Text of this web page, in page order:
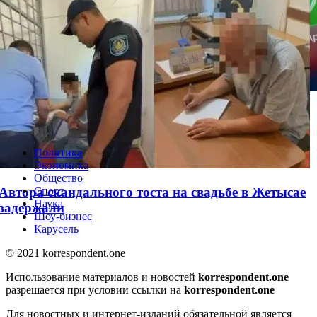
решил одну из самых раздражающих
скандального тоста на свадьбе в Жетысае
Политика
Экономика
Общество
Спорт
Наука
Шоу-бизнес
Карусель
© 2021 korrespondent.one
Использование материалов и новостей korrespondent.one
разрешается при условии ссылки на korrespondent.one
Для новостных и интернет-изданий обязательной является